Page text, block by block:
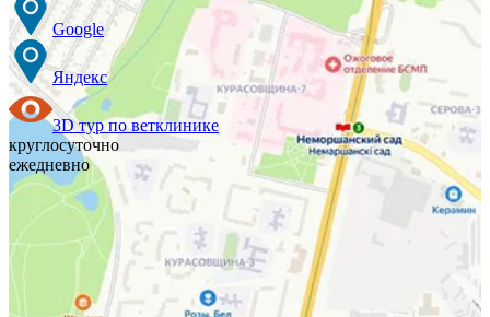
Google
Яндекс
3D тур по ветклинике
круглосуточно
ежедневно